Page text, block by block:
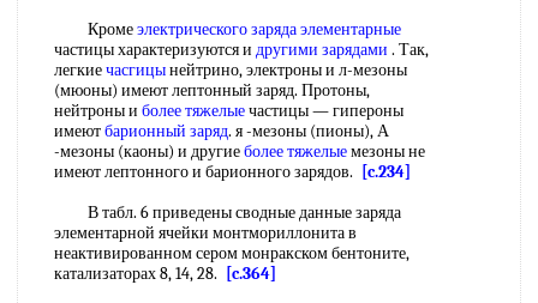
Кромеэлектрического заряда элементарные
частицы характеризуются и другими зарядами . Так,
легкиечасгицынейтрино, электроны и л-мезоны
(мюоны) имеют лептонный заряд. Протоны,
нейтроны и более тяжелыечастицы — гипероны
имеютбарионный заряд. я -мезоны (пионы), А
-мезоны (каоны) и другиеболее тяжелыемезоны не
имеют лептонного и барионного зарядов.
[c.234]
В табл. 6 приведены сводные данные заряда
элементарной ячейки монтмориллонита в
неактивированном сером монракском бентоните,
катализаторах 8, 14, 28.
[c.364]